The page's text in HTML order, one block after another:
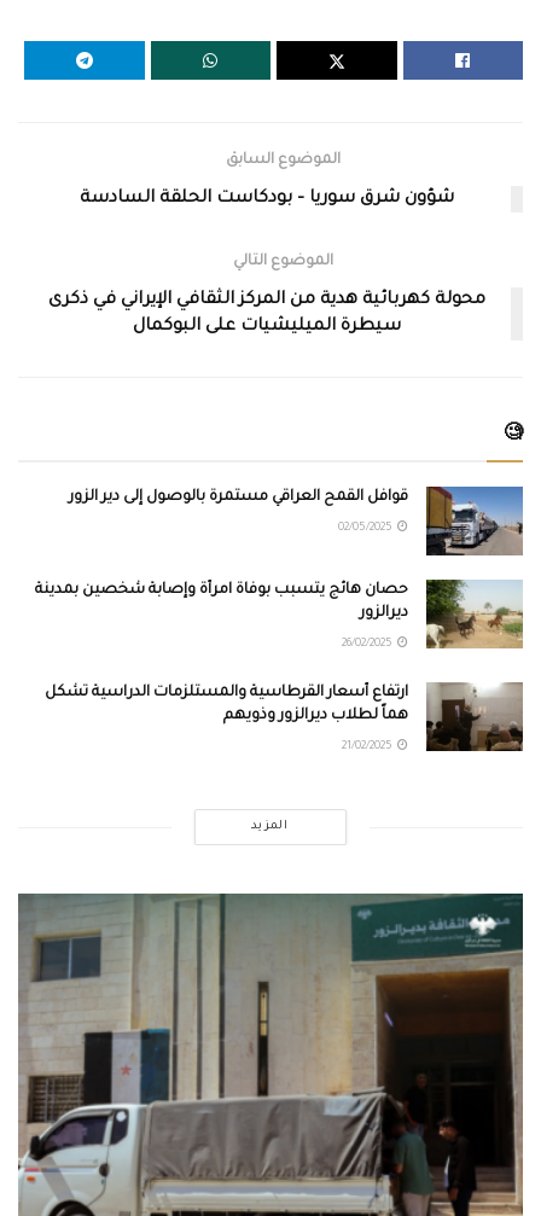
الموضوع السابق
شؤون شرق سوريا – بودكاست الحلقة السادسة
الموضوع التالي
محولة كهربائية هدية من المركز الثقافي الإيراني في ذكرى
سيطرة الميليشيات على البوكمال
🧐
قوافل القمح العراقي مستمرة بالوصول إلى دير الزور
حصان هائج يتسبب بوفاة امرأة وإصابة شخصين بمدينة
ديرالزور
ارتفاع أسعار القرطاسية والمستلزمات الدراسية تشكل
هماً لطلاب ديرالزور وذويهم
المزيد